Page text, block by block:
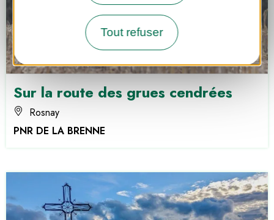
Tout refuser
Sur la route des grues cendrées
Rosnay
PNR DE LA BRENNE